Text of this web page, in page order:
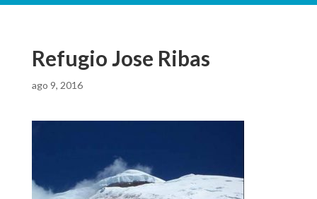
Refugio Jose Ribas
ago 9, 2016